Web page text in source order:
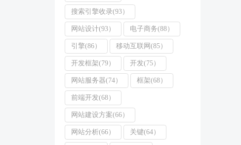
搜索引擎收录(93）
网站设计(93） 电子商务(88）
引擎(86） 移动互联网(85）
开发框架(79） 开发(75）
网站服务器(74） 框架(68）
前端开发(68）
网站建设方案(66）
网站分析(66） 关键(64）